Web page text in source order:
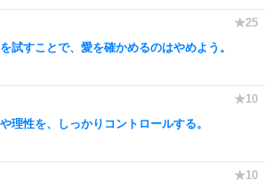
試すことで、愛を確かめるのはやめよう。
理性を、しっかりコントロールする。